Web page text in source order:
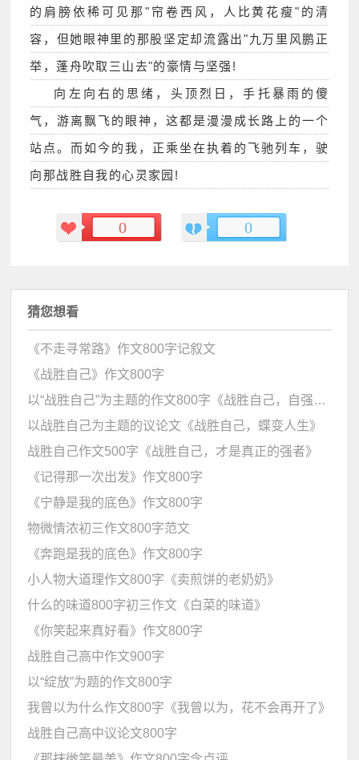
的肩膀依稀可见那"帘卷西风，人比黄花瘦"的清
容，但她眼神里的那股坚定却流露出"九万里风鹏正
举，蓬舟吹取三山去"的豪情与坚强!
向左向右的思绪，头顶烈日，手托暴雨的傻
气，游离飘飞的眼神，这都是漫漫成长路上的一个
站点。而如今的我，正乘坐在执着的飞驰列车，驶
向那战胜自我的心灵家园!
0 0
猜您想看
《不走寻常路》作文800字记叙文
《战胜自己》作文800字
以“战胜自己”为主题的作文800字《战胜自己，自强不息》
以战胜自己为主题的议论文《战胜自己，蝶变人生》
战胜自己作文500字《战胜自己，才是真正的强者》
《记得那一次出发》作文800字
《宁静是我的底色》作文800字
物微情浓初三作文800字范文
《奔跑是我的底色》作文800字
小人物大道理作文800字《卖煎饼的老奶奶》
什么的味道800字初三作文《白菜的味道》
《你笑起来真好看》作文800字
战胜自己高中作文900字
以“绽放”为题的作文800字
我曾以为什么作文800字《我曾以为，花不会再开了》
战胜自己高中议论文800字